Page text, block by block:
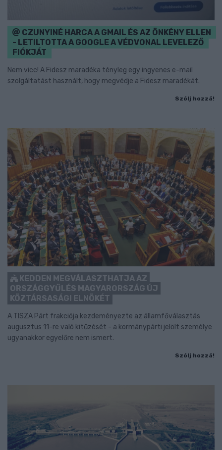
CZUNYINÉ HARCA A GMAIL ÉS AZ ÖNKÉNY ELLEN
- LETILTOTTA A GOOGLE A VÉDVONAL LEVELEZŐ
FIÓKJÁT
Nem vicc! A Fidesz maradéka tényleg egy ingyenes e-mail
szolgáltatást használt, hogy megvédje a Fidesz maradékát.
Szólj hozzá!
KEDDEN MEGVÁLASZTHATJA AZ
ORSZÁGGYŰLÉS MAGYARORSZÁG ÚJ
KÖZTÁRSASÁGI ELNÖKÉT
A TISZA Párt frakciója kezdeményezte az államfőválasztás
augusztus 11-re való kitűzését - a kormánypárti jelölt személye
ugyanakkor egyelőre nem ismert.
Szólj hozzá!